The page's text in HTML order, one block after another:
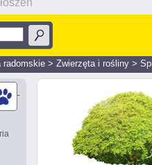
radomskie > Zwierzęta i rośliny >